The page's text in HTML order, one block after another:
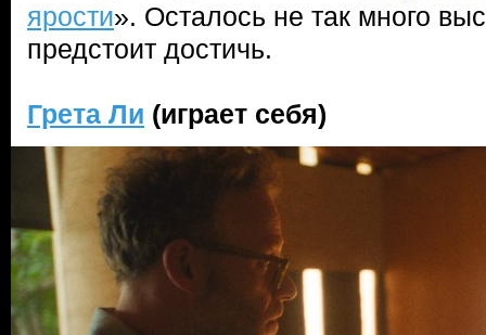
ярости». Осталось не так много
предстоит достичь.
Грета Ли (играет себя)